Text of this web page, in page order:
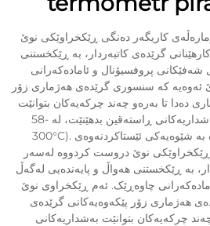
کاریگەر دەنگی ڕێکخراوێکی نوێ
گرێدەی کاتبەردار، بە ڕێکخستنی
شەفێکانی پروفسیۆنال و ئامادەکەرانی
ئەوەیە کە سنسوری گرێدەی هەژماری زۆر
دەدا تا بەرەو چەند چركەیەکان بتوانێت
بەشداریەکانی ڕاستەقین بدهێنێت، لە -58°F تا 572°F (-50°C تا
300°C). فێتەرەکانی ئەو تیرمۆترە بە شێوەیەکی ئێستاکردنەوەی
ڕێکخراوێکی نوێ دروست کردووە لەسەر
بە ڕێکخستنی هەواڵ و پایەندەیی لەگەڵ
چاوەڕێک. ئەم ڕێکخراوی نوێ
هەژماری زۆر پێکەوەیەکانی گرێدەی
چركەیەکان بتوانێت بەشداریەکانی